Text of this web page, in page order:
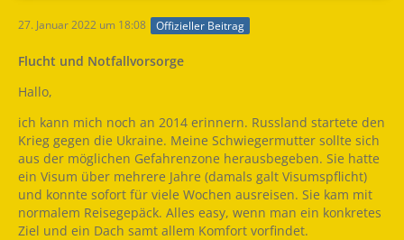
27. Januar 2022 um 18:08 Offizieller Beitrag
Flucht und Notfallvorsorge
Hallo,
ich kann mich noch an 2014 erinnern. Russland startete den
Krieg gegen die Ukraine. Meine Schwiegermutter sollte sich
aus der möglichen Gefahrenzone herausbegeben. Sie hatte
ein Visum über mehrere Jahre (damals galt Visumspflicht)
und konnte sofort für viele Wochen ausreisen. Sie kam mit
normalem Reisegepäck. Alles easy, wenn man ein konkretes
Ziel und ein Dach samt allem Komfort vorfindet.